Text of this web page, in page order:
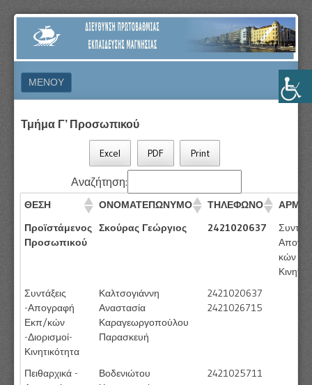
ΔΙΕΎΘΥΝΣΗ
ΠΡΩΤΟΒΆΘΜΙΑΣ
ΕΚΠΑΊΔΕΥΣΗΣ
ΜΑΓΝΗΣΊΑΣ
ΜΕΝΟΎ
Τμήμα Γ’ Προσωπικού
Excel PDF Print
Αναζήτηση:
ΘΕΣΗ ΟΝΟΜΑΤΕΠΩΝΥΜΟ ΤΗΛΕΦΩΝΟ
Προϊστάμενος
Προσωπικού
Σκούρας Γεώργιος 2421020637
κών -
Συντάξεις
-Απογραφή
Εκπ/κών
-Διορισμοί-
Κινητικότητα
Καλτσογιάννη
Αναστασία
Καραγεωργοπούλου
Παρασκευή
2421020637
2421026715
Πειθαρχικά -
Βοδενιώτου
2421025711